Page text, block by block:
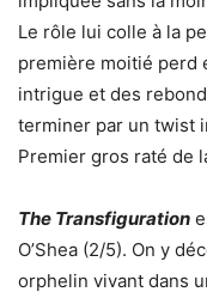
Le rôle lui colle à la
première moitié perd
intrigue et des
terminer par un twist
Premier gros raté de
The Transfiguration
O’Shea (2/5). On y
orphelin vivant dans